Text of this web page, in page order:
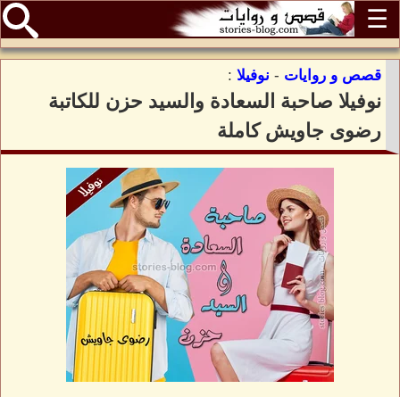
☰
قصص و روايات - نوفيلا :
نوفيلا صاحبة السعادة والسيد حزن للكاتبة
رضوى جاويش كاملة